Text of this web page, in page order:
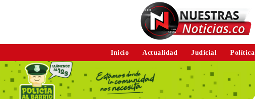
Inicio Actualidad Judicial Política